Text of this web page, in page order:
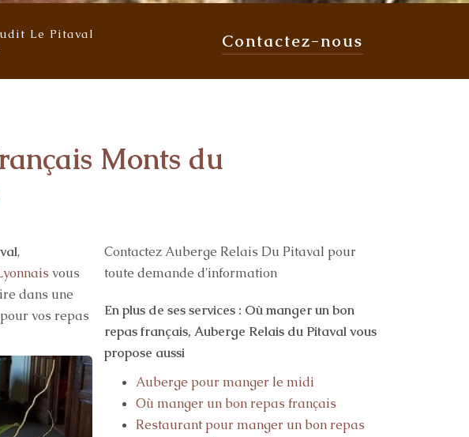
Le Pitaval
Contactez-nous
Monts du
,
vous
dans une
vos repas
Contactez Auberge Relais Du Pitaval pour
toute demande d'information
En plus de ses services : Où manger un bon
repas français, Auberge Relais du Pitaval vous
propose aussi
Auberge pour manger le midi
Où manger un bon repas français
Restaurant pour manger un bon repas